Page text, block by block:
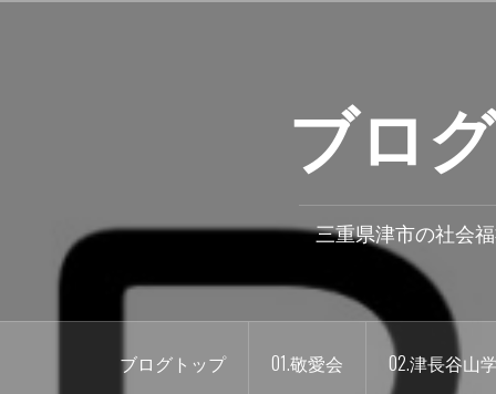
ブロ
三重県津市の社会
ブログトップ 01.敬愛会 02.津長谷山